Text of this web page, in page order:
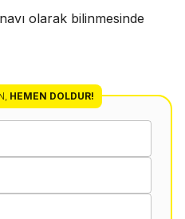
olarak bilinmesinde
HEMEN DOLDUR!